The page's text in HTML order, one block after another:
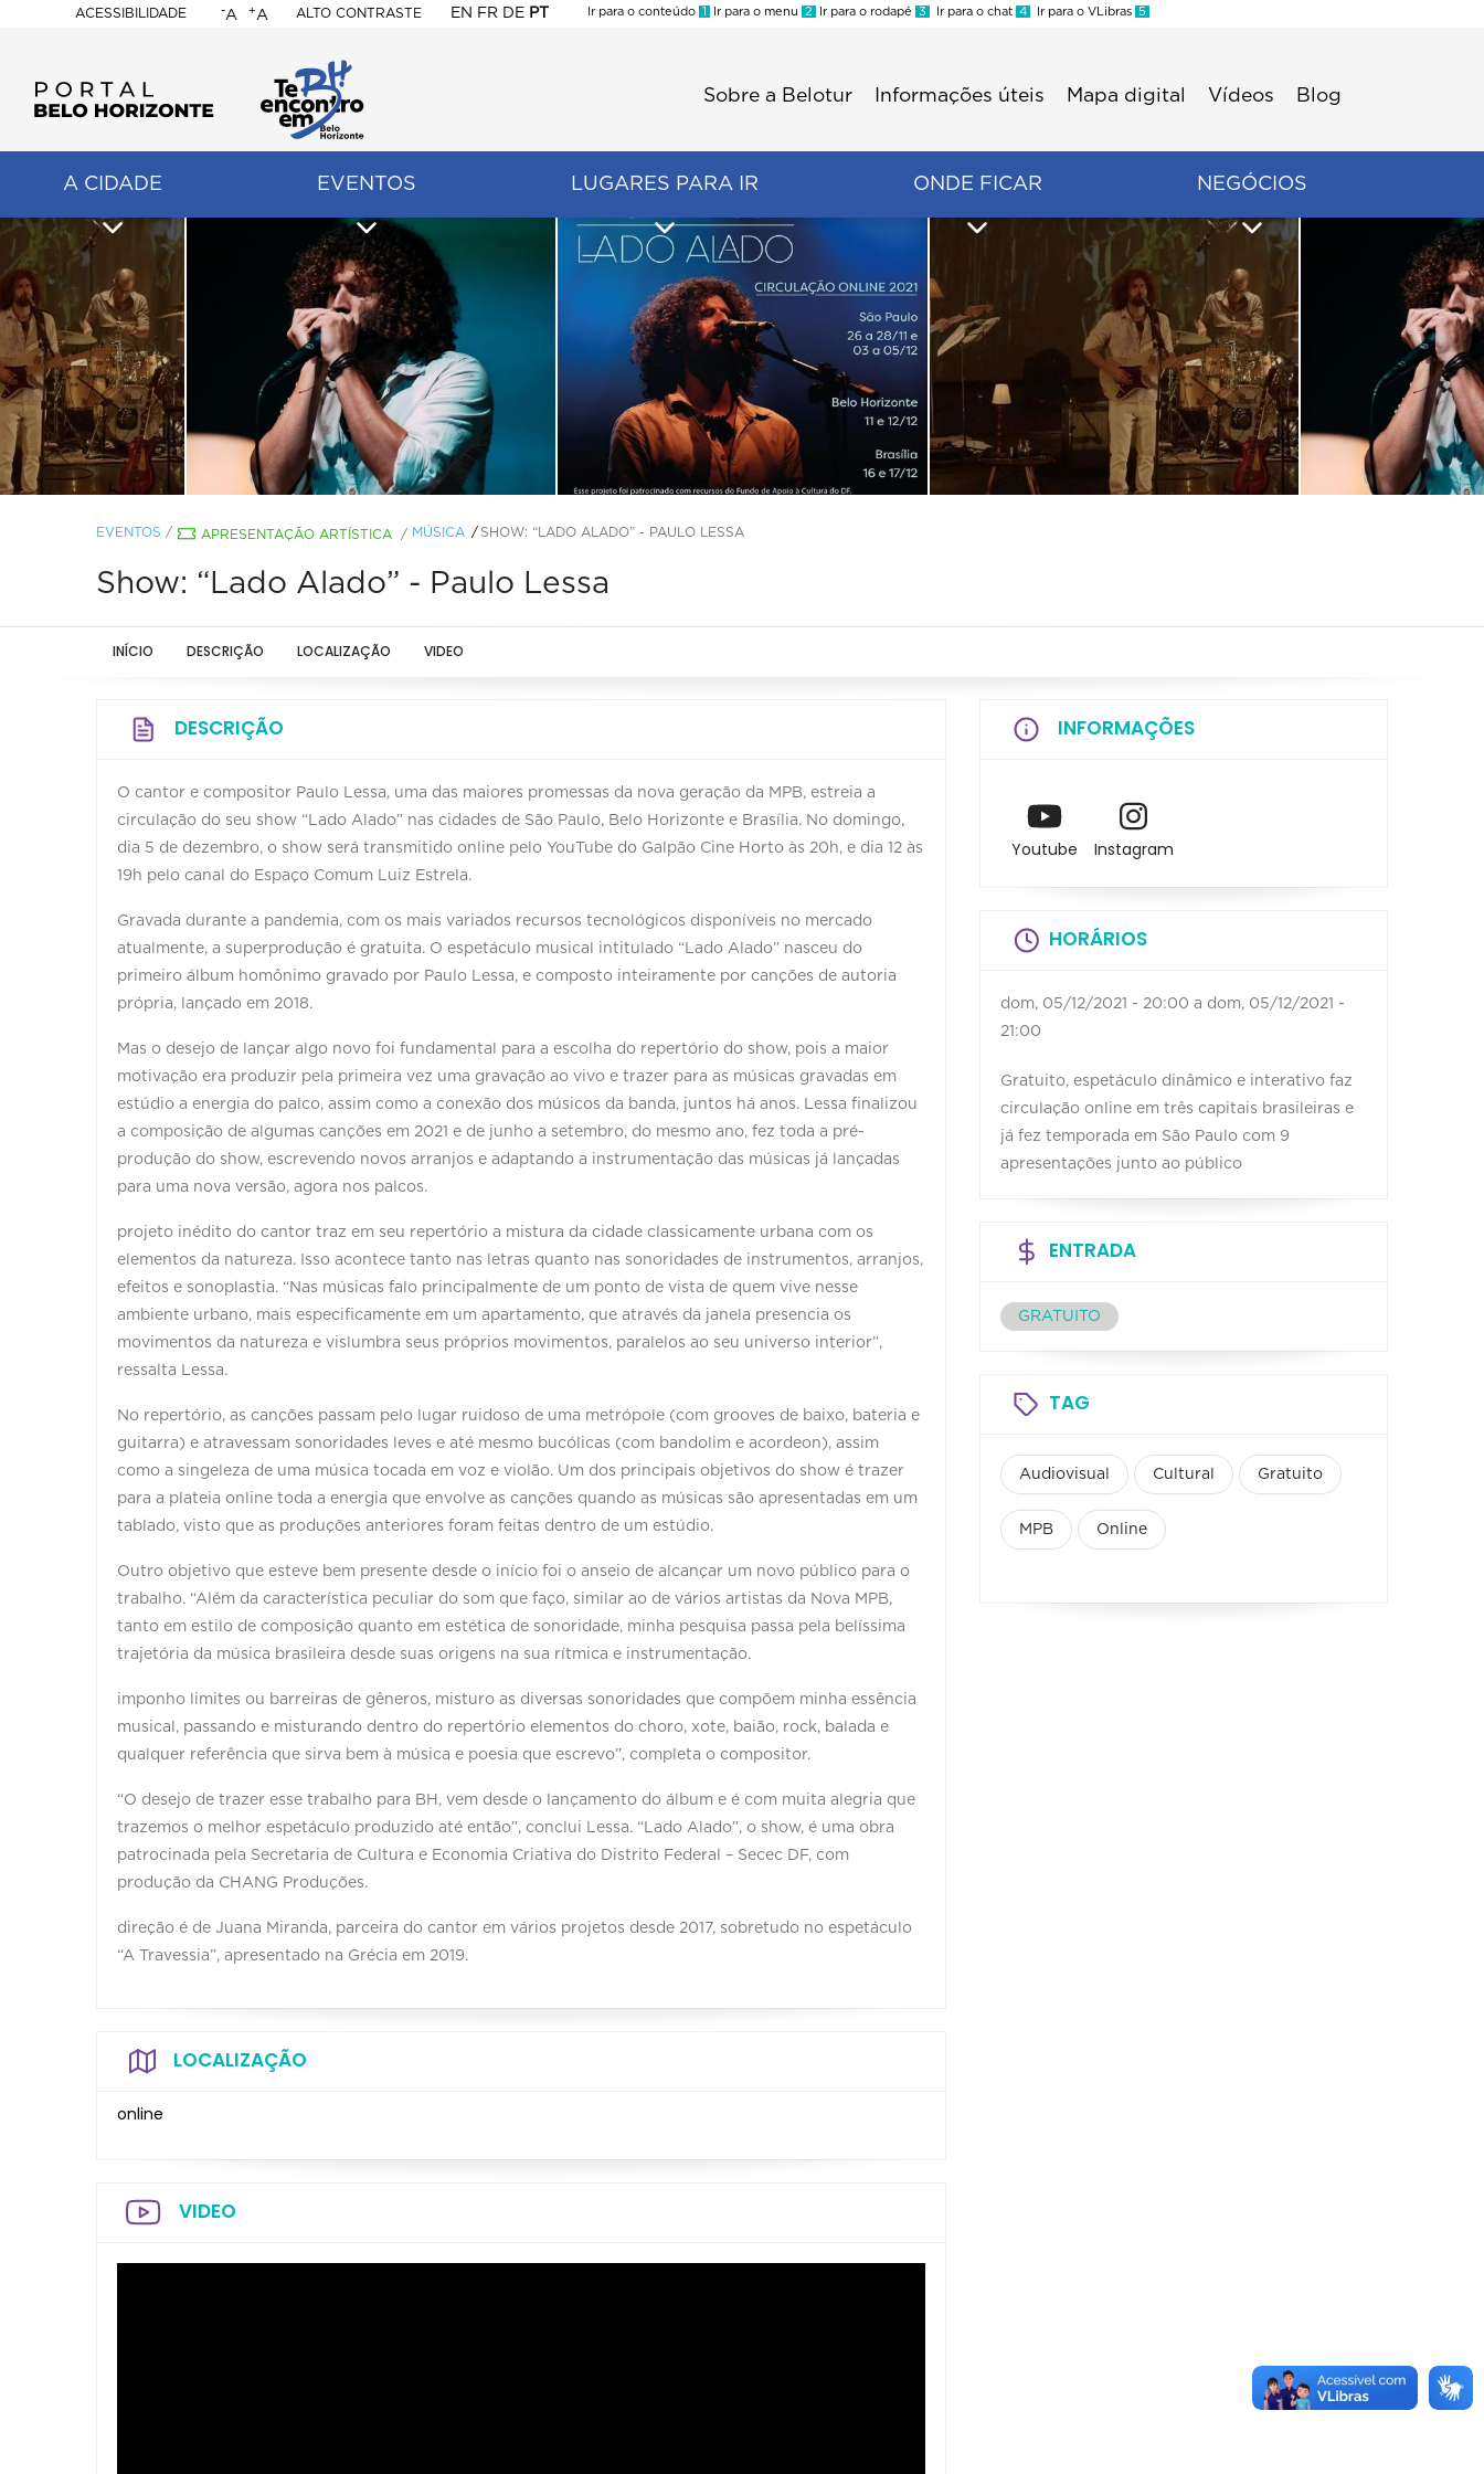
ACESSIBILIDADE
BELO
HORIZONTE
-A +A ALTO CONTRASTE EN FR DE PT
Ir para o conteúdo 1 Ir para o menu 2 Ir para o rodapé 3 Ir para o chat 4 Ir para o VLibras 5
Sobre a Belotur Informações úteis Mapa digital Vídeos Blog
A CIDADE EVENTOS LUGARES PARA IR ONDE FICAR NEGÓCIOS
EVENTOS / APRESENTAÇÃO ARTÍSTICA / MÚSICA SHOW: “LADO ALADO” - PAULO LESSA
Show: “Lado Alado” - Paulo Lessa
INÍCIO DESCRIÇÃO LOCALIZAÇÃO VIDEO
DESCRIÇÃO
O cantor e compositor Paulo Lessa, uma das maiores promessas da nova geração da MPB, estreia a
circulação do seu show “Lado Alado” nas cidades de São Paulo, Belo Horizonte e Brasília. No domingo,
dia 5 de dezembro, o show será transmitido online pelo YouTube do Galpão Cine Horto às 20h, e dia 12 às
19h pelo canal do Espaço Comum Luiz Estrela.
Gravada durante a pandemia, com os mais variados recursos tecnológicos disponíveis no mercado
atualmente, a superprodução é gratuita. O espetáculo musical intitulado “Lado Alado” nasceu do
primeiro álbum homônimo gravado por Paulo Lessa, e composto inteiramente por canções de autoria
própria, lançado em 2018.
Mas o desejo de lançar algo novo foi fundamental para a escolha do repertório do show, pois a maior
motivação era produzir pela primeira vez uma gravação ao vivo e trazer para as músicas gravadas em
estúdio a energia do palco, assim como a conexão dos músicos da banda, juntos há anos. Lessa finalizou
a composição de algumas canções em 2021 e de junho a setembro, do mesmo ano, fez toda a pré-
produção do show, escrevendo novos arranjos e adaptando a instrumentação das músicas já lançadas
para uma nova versão, agora nos palcos.
projeto inédito do cantor traz em seu repertório a mistura da cidade classicamente urbana com os
elementos da natureza. Isso acontece tanto nas letras quanto nas sonoridades de instrumentos, arranjos,
efeitos e sonoplastia. “Nas músicas falo principalmente de um ponto de vista de quem vive nesse
ambiente urbano, mais especificamente em um apartamento, que através da janela presencia os
movimentos da natureza e vislumbra seus próprios movimentos, paralelos ao seu universo interior”,
ressalta Lessa.
No repertório, as canções passam pelo lugar ruidoso de uma metrópole (com grooves de baixo, bateria e
guitarra) e atravessam sonoridades leves e até mesmo bucólicas (com bandolim e acordeon), assim
como a singeleza de uma música tocada em voz e violão. Um dos principais objetivos do show é trazer
para a plateia online toda a energia que envolve as canções quando as músicas são apresentadas em um
tablado, visto que as produções anteriores foram feitas dentro de um estúdio.
Outro objetivo que esteve bem presente desde o início foi o anseio de alcançar um novo público para o
trabalho. “Além da característica peculiar do som que faço, similar ao de vários artistas da Nova MPB,
tanto em estilo de composição quanto em estética de sonoridade, minha pesquisa passa pela belíssima
trajetória da música brasileira desde suas origens na sua rítmica e instrumentação.
imponho limites ou barreiras de gêneros, misturo as diversas sonoridades que compõem minha essência
musical, passando e misturando dentro do repertório elementos do choro, xote, baião, rock, balada e
qualquer referência que sirva bem à música e poesia que escrevo”, completa o compositor.
“O desejo de trazer esse trabalho para BH, vem desde o lançamento do álbum e é com muita alegria que
trazemos o melhor espetáculo produzido até então”, conclui Lessa. “Lado Alado”, o show, é uma obra
patrocinada pela Secretaria de Cultura e Economia Criativa do Distrito Federal – Secec DF, com
produção da CHANG Produções.
direção é de Juana Miranda, parceira do cantor em vários projetos desde 2017, sobretudo no espetáculo
“A Travessia”, apresentado na Grécia em 2019.
LOCALIZAÇÃO
online
VIDEO
INFORMAÇÕES
Youtube Instagram
HORÁRIOS
dom, 05/12/2021 - 20:00 a dom, 05/12/2021 -
21:00
Gratuito, espetáculo dinâmico e interativo faz
circulação online em três capitais brasileiras e
já fez temporada em São Paulo com 9
apresentações junto ao público
ENTRADA
GRATUITO
TAG
Audiovisual Cultural Gratuito
MPB Online